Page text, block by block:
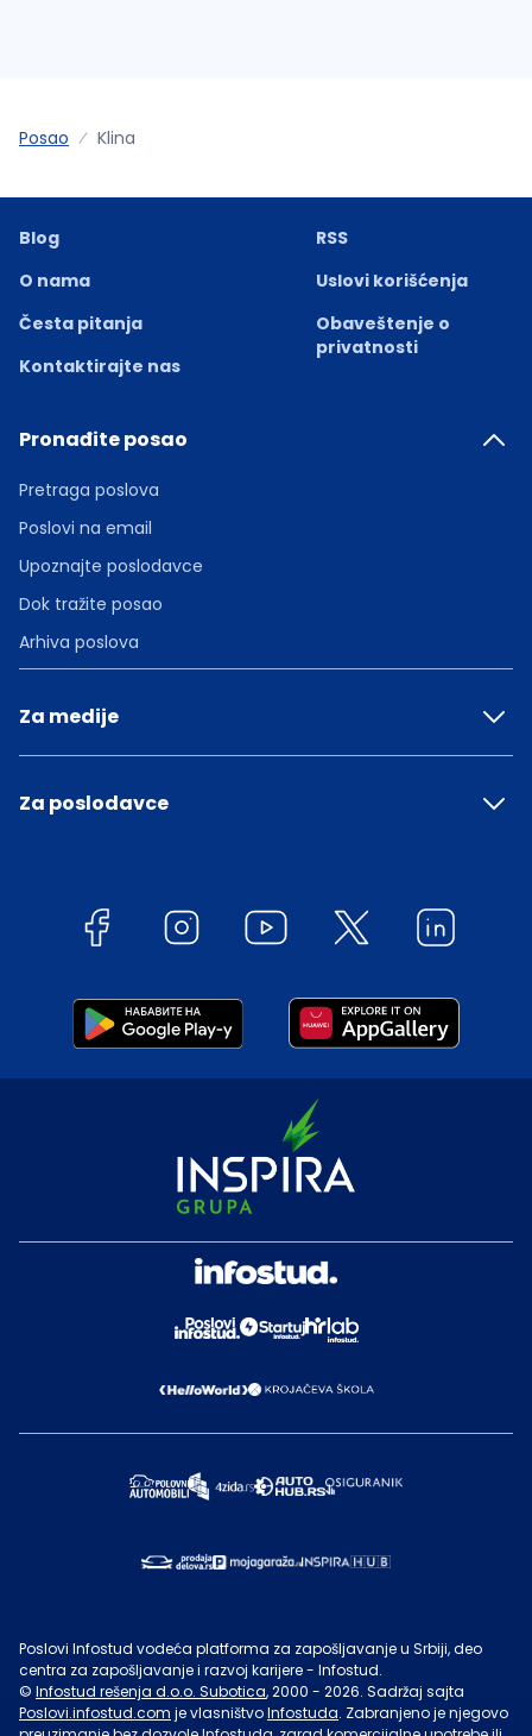
Posao Klina
Blog
O nama
Česta pitanja
Kontaktirajte nas
RSS
Uslovi korišćenja
Obaveštenje o
privatnosti
Pronađite posao
Pretraga poslova
Poslovi na email
Upoznajte poslodavce
Dok tražite posao
Arhiva poslova
Za medije
Za poslodavce
Poslovi Infostud vodeća platforma za zapošljavanje u Srbiji, deo
centra za zapošljavanje i razvoj karijere - Infostud.
© Infostud rešenja d.o.o. Subotica, 2000 - 2026. Sadržaj sajta
Poslovi.infostud.com je vlasništvoInfostuda. Zabranjeno je njegovo